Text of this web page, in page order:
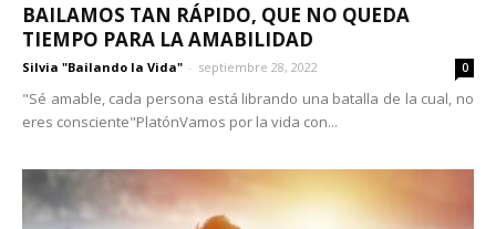
BAILAMOS TAN RÁPIDO, QUE NO QUEDA
TIEMPO PARA LA AMABILIDAD
Silvia "Bailando la Vida" - septiembre 28, 2022 0
"Sé amable, cada persona está librando una batalla de la cual, no
eres consciente"PlatónVamos por la vida con...